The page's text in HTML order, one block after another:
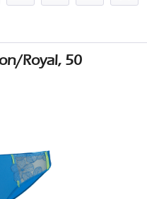
Royal, 50